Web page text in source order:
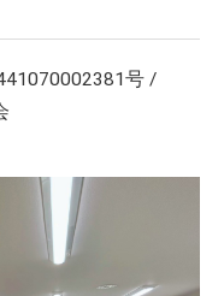
号 /